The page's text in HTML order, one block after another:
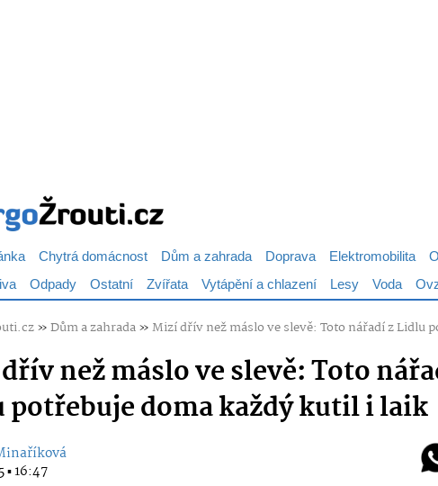
Chytrá domácnost Dům a zahrada Doprava Elektromobilita
Odpady Ostatní Zvířata Vytápění a chlazení Lesy Voda
»Dům a zahrada»Mizí dřív než máslo ve slevě: Toto nářadí z Lidlu
než máslo ve slevě: Toto
potřebuje doma každý kutil i laik
▪ 16:47